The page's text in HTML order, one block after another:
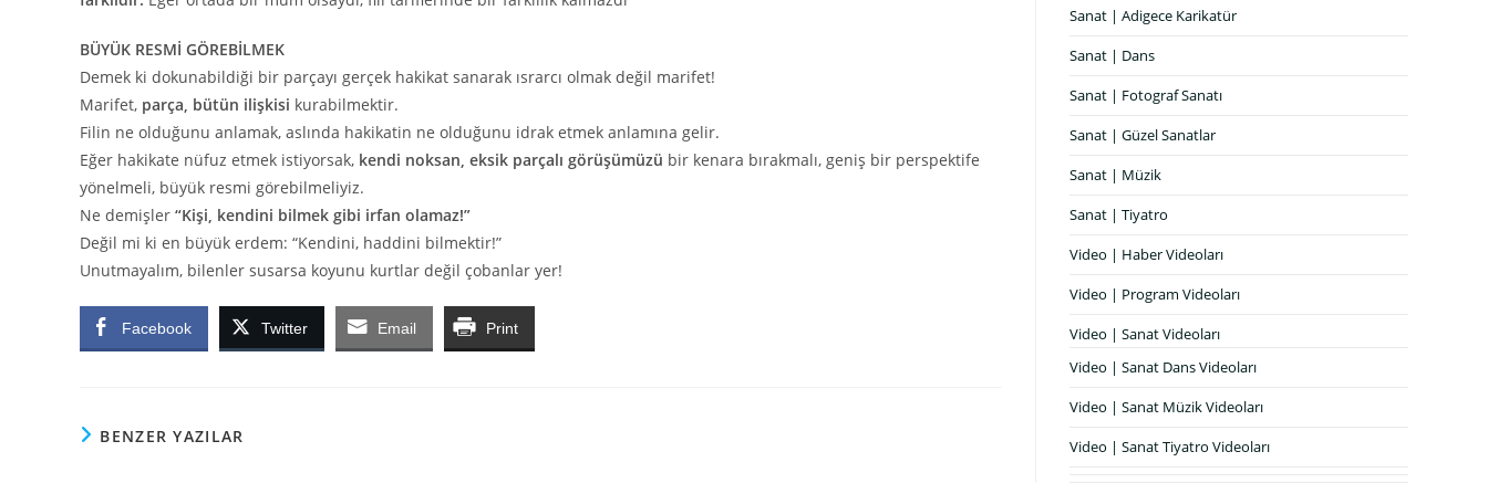
BÜYÜK RESMİ GÖREBİLMEK
Demek ki dokunabildiği bir parçayı gerçek hakikat sanarak ısrarcı olmak değil marifet!
Marifet, parça, bütün ilişkisi kurabilmektir.
Filin ne olduğunu anlamak, aslında hakikatin ne olduğunu idrak etmek anlamına gelir.
Eğer hakikate nüfuz etmek istiyorsak, kendi noksan, eksik parçalı görüşümüzü bir kenara bırakmalı, geniş bir perspektife
yönelmeli, büyük resmi görebilmeliyiz.
Ne demişler “Kişi, kendini bilmek gibi irfan olamaz!”
Değil mi ki en büyük erdem: “Kendini, haddini bilmektir!”
Unutmayalım, bilenler susarsa koyunu kurtlar değil çobanlar yer!
Facebook Twitter Email Print
BENZER YAZILAR
Sanat | Adigece Karikatür
Sanat | Dans
Sanat | Fotograf Sanatı
Sanat | Güzel Sanatlar
Sanat | Müzik
Sanat | Tiyatro
Video | Haber Videoları
Video | Program Videoları
Video | Sanat Videoları
Video | Sanat Dans Videoları
Video | Sanat Müzik Videoları
Video | Sanat Tiyatro Videoları